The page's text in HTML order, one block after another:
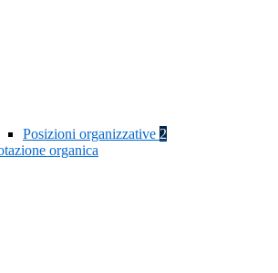
Posizioni organizzative 2
organica